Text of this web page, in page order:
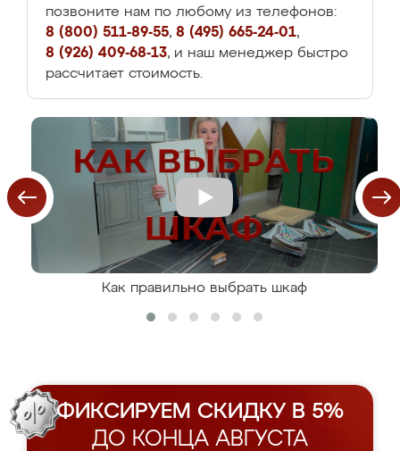
позвоните нам по любому из телефонов:
8 (800) 511-89-55, 8 (495) 665-24-01,
8 (926) 409-68-13, и наш менеджер быстро
рассчитает стоимость.
Как правильно выбрать шкаф
ФИКСИРУЕМ СКИДКУ В 5%
ДО КОНЦА АВГУСТА